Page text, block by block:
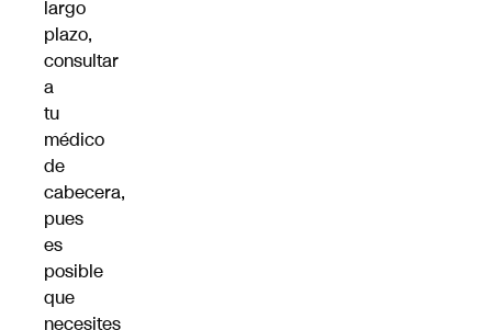
largo
plazo,
consultar
a
tu
médico
de
cabecera,
pues
es
posible
que
necesites